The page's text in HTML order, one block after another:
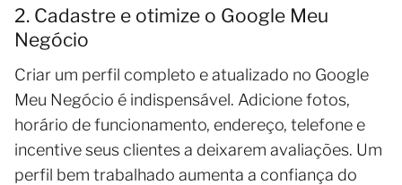
2. Cadastre e otimize o Google Meu
Negócio
Criar um perfil completo e atualizado no Google
Meu Negócio é indispensável. Adicione fotos,
horário de funcionamento, endereço, telefone e
incentive seus clientes a deixarem avaliações. Um
perfil bem trabalhado aumenta a confiança do